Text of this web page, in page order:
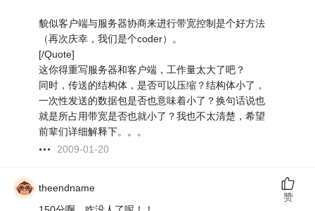
貌似客户端与服务器协商来进行带宽控制是个好方法
（再次庆幸，我们是个coder）。
[/Quote]
这你得重写服务器和客户端，工作量太大了吧？
同时，传送的结构体，是否可以压缩？结构体小了，
一次性发送的数据包是否也意味着小了？换句话说也
就是所占用带宽是否也就小了？我也不太清楚，希望
前辈们详细解释下。。。
2009-01-20
theendname
赞